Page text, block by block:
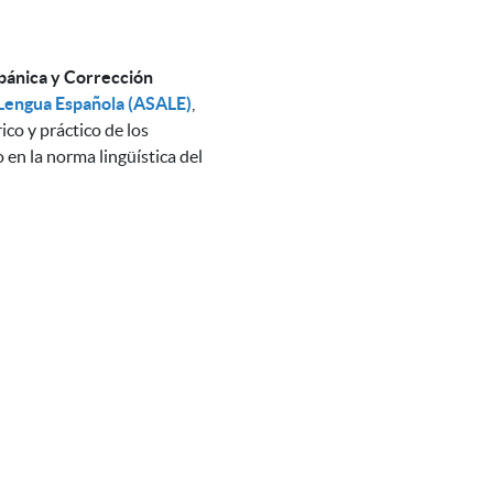
y Corrección
Española (ASALE)
y práctico de los
la norma lingüística del